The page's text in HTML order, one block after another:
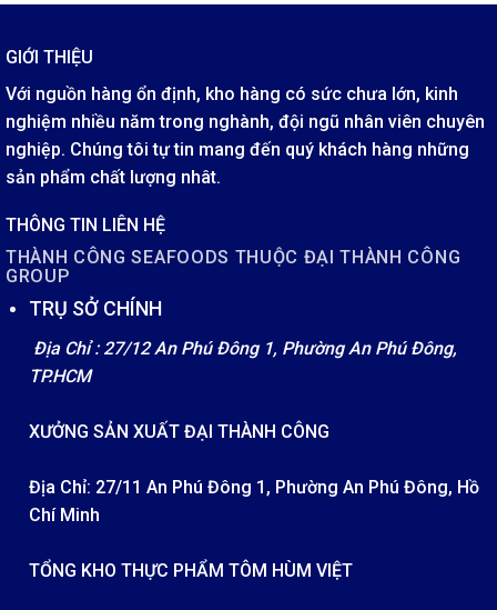
GIỚI THIỆU
Với nguồn hàng ổn định, kho hàng có sức chưa lớn, kinh
nghiệm nhiều năm trong nghành, đội ngũ nhân viên chuyên
nghiệp. Chúng tôi tự tin mang đến quý khách hàng những
sản phẩm chất lượng nhât.
THÔNG TIN LIÊN HỆ
THÀNH CÔNG SEAFOODS THUỘC ĐẠI THÀNH CÔNG
GROUP
TRỤ SỞ CHÍNH
Địa Chỉ : 27/12 An Phú Đông 1, Phường An Phú Đông,
TP.HCM
XƯỞNG SẢN XUẤT ĐẠI THÀNH CÔNG
Địa Chỉ: 27/11 An Phú Đông 1, Phường An Phú Đông, Hồ
Chí Minh
TỔNG KHO THỰC PHẨM TÔM HÙM VIỆT